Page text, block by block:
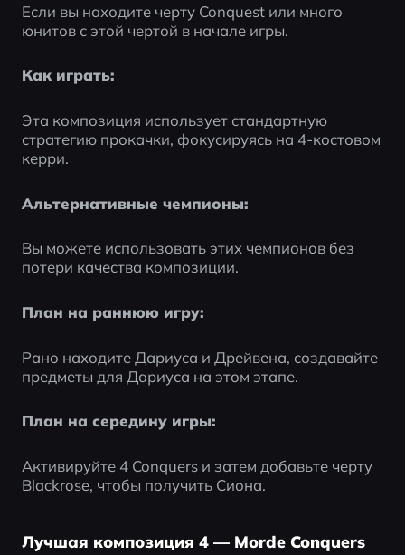
Если вы находите черту Conquest или много
юнитов с этой чертой в начале игры.
Как играть:
Эта композиция использует стандартную
стратегию прокачки, фокусируясь на 4-костовом
керри.
Альтернативные чемпионы:
Вы можете использовать этих чемпионов без
потери качества композиции.
План на раннюю игру:
Рано находите Дариуса и Дрейвена, создавайте
предметы для Дариуса на этом этапе.
План на середину игры:
Активируйте 4 Conquers и затем добавьте черту
Blackrose, чтобы получить Сиона.
Лучшая композиция 4 — Morde Conquers